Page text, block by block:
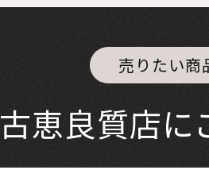
売りたい商
古恵良質店に